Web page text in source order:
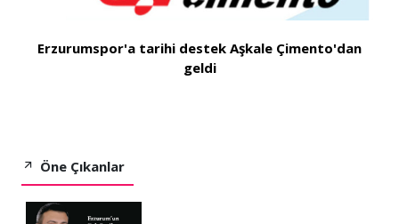
Erzurumspor'a tarihi destek Aşkale Çimento'dan
geldi
Öne Çıkanlar